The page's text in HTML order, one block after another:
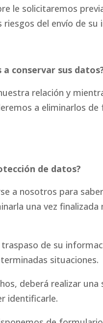
le solicitaremos
del envío de
conservar sus
relación y
a eliminarlos
de datos?
a nosotros para
una vez
de su
situaciones.
deberá realizar
identificarle.